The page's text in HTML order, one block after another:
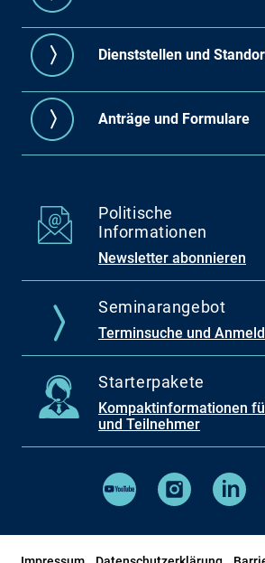
Dienststellen und
Anträge und Formulare
Politische
Informationen
Newsletter abonnieren
Seminarangebot
Terminsuche und
Starterpakete
Kompaktinformationen
und Teilnehmer